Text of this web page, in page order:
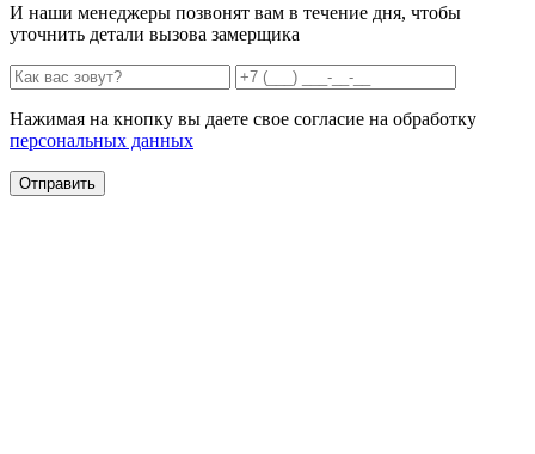
И наши менеджеры позвонят вам в течение дня, чтобы
уточнить детали вызова замерщика
Нажимая на кнопку вы даете свое согласие на обработку
персональных данных
Отправить